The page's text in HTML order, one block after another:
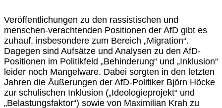
Veröffentlichungen zu den rassistischen und
menschen-verachtenden Positionen der AfD gibt es
zuhauf, insbesondere zum Bereich „Migration“.
Dagegen sind Aufsätze und Analysen zu den AfD-
Positionen im Politikfeld „Behinderung“ und „Inklusion“
leider noch Mangelware. Dabei sorgten in den letzten
Jahren die Äußerungen der AfD-Politiker Björn Höcke
zur schulischen Inklusion („Ideologieprojekt“ und
„Belastungsfaktor“) sowie von Maximilian Krah zu